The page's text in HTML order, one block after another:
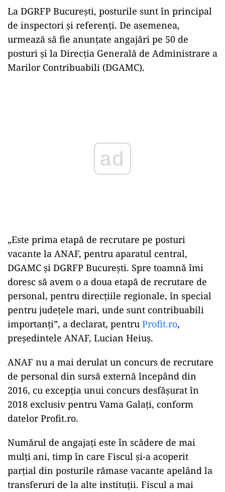
La DGRFP Bucureşti, posturile sunt în principal
de inspectori şi referenţi. De asemenea,
urmează să fie anunţate angajări pe 50 de
posturi şi la Direcţia Generală de Administrare a
Marilor Contribuabili (DGAMC).
„Este prima etapă de recrutare pe posturi
vacante la ANAF, pentru aparatul central,
DGAMC şi DGRFP Bucureşti. Spre toamnă îmi
doresc să avem o a doua etapă de recrutare de
personal, pentru direcţiile regionale, în special
pentru judeţele mari, unde sunt contribuabili
importanţi”, a declarat, pentru Profit.ro,
preşedintele ANAF, Lucian Heiuş.
ANAF nu a mai derulat un concurs de recrutare
de personal din sursă externă începând din
2016, cu excepţia unui concurs desfăşurat în
2018 exclusiv pentru Vama Galaţi, conform
datelor Profit.ro.
Numărul de angajaţi este în scădere de mai
mulţi ani, timp în care Fiscul şi-a acoperit
parţial din posturile rămase vacante apelând la
transferuri de la alte instituţii. Fiscul a mai